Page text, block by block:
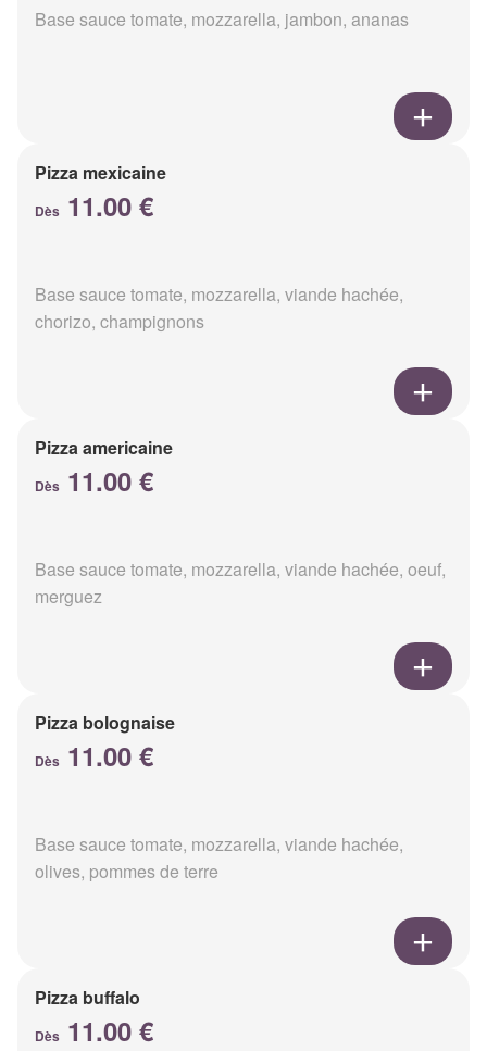
Base sauce tomate, mozzarella, jambon, ananas
Pizza mexicaine
Dès 11.00 €
Base sauce tomate, mozzarella, viande hachée,
chorizo, champignons
Pizza americaine
Dès 11.00 €
Base sauce tomate, mozzarella, viande hachée, oeuf,
merguez
Pizza bolognaise
Dès 11.00 €
Base sauce tomate, mozzarella, viande hachée,
olives, pommes de terre
Pizza buffalo
Dès 11.00 €